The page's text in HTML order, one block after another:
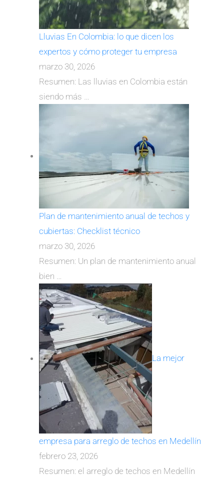
Lluvias En Colombia: lo que dicen los
expertos y cómo proteger tu empresa
marzo 30, 2026
Resumen: Las lluvias en Colombia están
siendo más …
Plan de mantenimiento anual de techos y
cubiertas: Checklist técnico
marzo 30, 2026
Resumen: Un plan de mantenimiento anual
bien …
La mejor
empresa para arreglo de techos en Medellín
febrero 23, 2026
Resumen: el arreglo de techos en Medellín